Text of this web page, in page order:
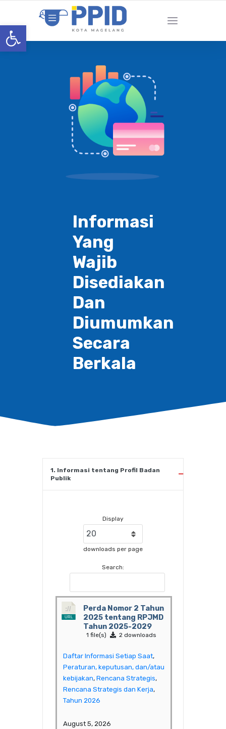
Open toolbar
Informasi
Yang
Wajib
Disediakan
Dan
Diumumkan
Secara
Berkala
1. Informasi tentang Profil Badan
Publik
Display
downloads per page
Search:
Perda Nomor 2 Tahun
2025 tentang RPJMD
Tahun 2025-2029
1 file(s) 2 downloads
Daftar Informasi Setiap Saat,
Peraturan, keputusan, dan/atau
kebijakan, Rencana Strategis,
Rencana Strategis dan Kerja,
Tahun 2026
August 5, 2026